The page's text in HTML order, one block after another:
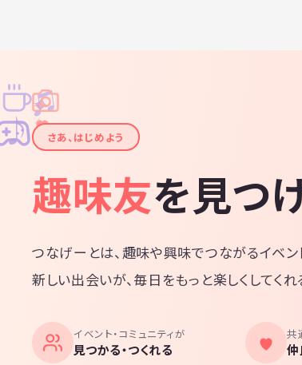
✦
✦
✧
✧
♪
♫
さあ、はじめよう
趣味友を見つ
つなげーとは、趣味や興味でつながるイベント
新しい出会いが、毎日をもっと楽しくしてくれ
イベント・コミュニティが
見つかる・つくれる
共
仲